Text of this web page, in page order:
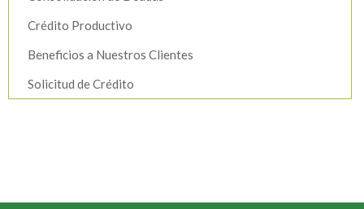
Crédito Productivo
Beneficios a Nuestros Clientes
Solicitud de Crédito